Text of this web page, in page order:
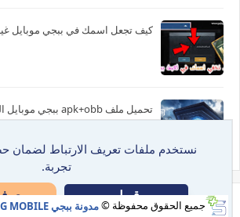
كيف تجعل اسمك في ببجي موبايل
تحميل ملف apk+obb ببجي موبايل التحديث الجديد
جميع الحقوق محفوظة ©مدونة ببجي PUBG MOBILE | الموقع الرسمي
نستخدم ملفات تعريف الارتباط
تجربة.
قبول